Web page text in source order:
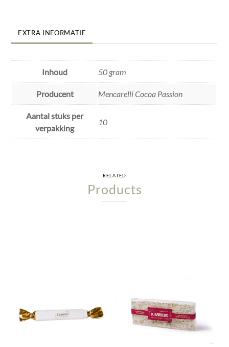
EXTRA INFORMATIE
Inhoud 50 gram
Producent Mencarelli Cocoa Passion
Aantal stuks per
verpakking
10
RELATED
Products